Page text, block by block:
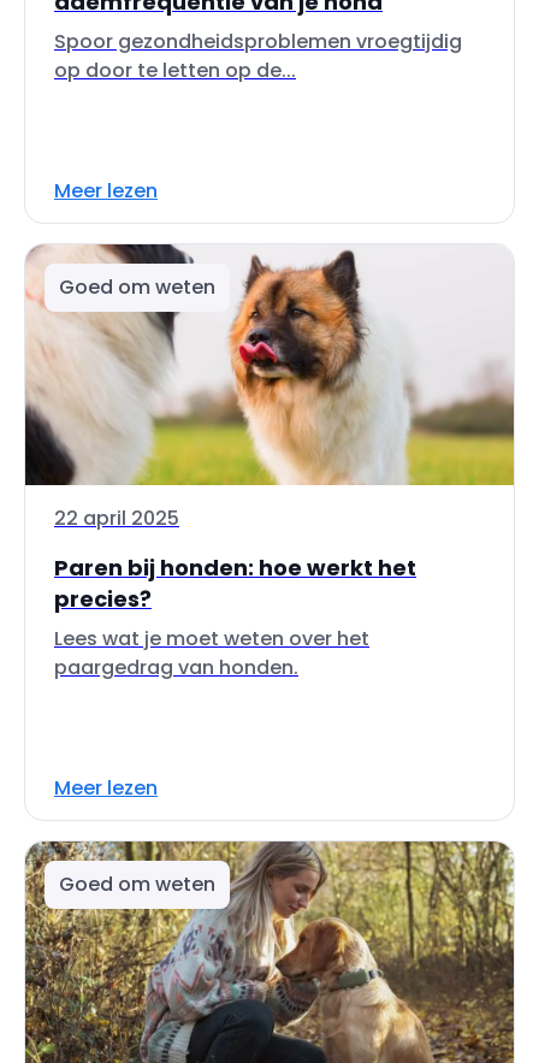
Spoor gezondheidsproblemen vroegtijdig
op door te letten op de...
Meer lezen
Goed om weten
22 april 2025
Paren bij honden: hoe werkt het
precies?
Lees wat je moet weten over het
paargedrag van honden.
Meer lezen
Goed om weten